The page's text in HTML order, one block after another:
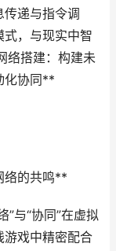
递与指令调
，与现实中智
络搭建：构建未
化协同**
络的共鸣**
”与“协同”在虚拟
游戏中精密配合